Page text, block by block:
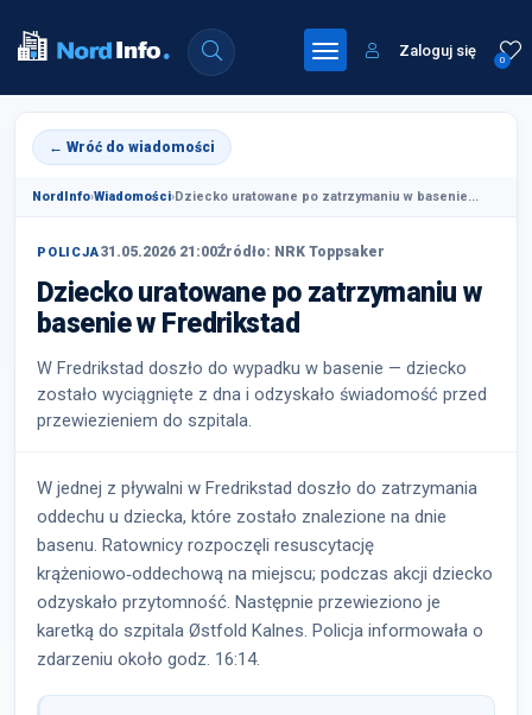
0
Zaloguj się
← Wróć do wiadomości
NordInfo›Wiadomości›Dziecko uratowane po zatrzymaniu w basenie...
POLICJA31.05.2026 21:00Źródło: NRK Toppsaker
Dziecko uratowane po zatrzymaniu w
basenie w Fredrikstad
W Fredrikstad doszło do wypadku w basenie — dziecko
zostało wyciągnięte z dna i odzyskało świadomość przed
przewiezieniem do szpitala.
W jednej z pływalni w Fredrikstad doszło do zatrzymania
oddechu u dziecka, które zostało znalezione na dnie
basenu. Ratownicy rozpoczęli resuscytację
krążeniowo‑oddechową na miejscu; podczas akcji dziecko
odzyskało przytomność. Następnie przewieziono je
karetką do szpitala Østfold Kalnes. Policja informowała o
zdarzeniu około godz. 16:14.